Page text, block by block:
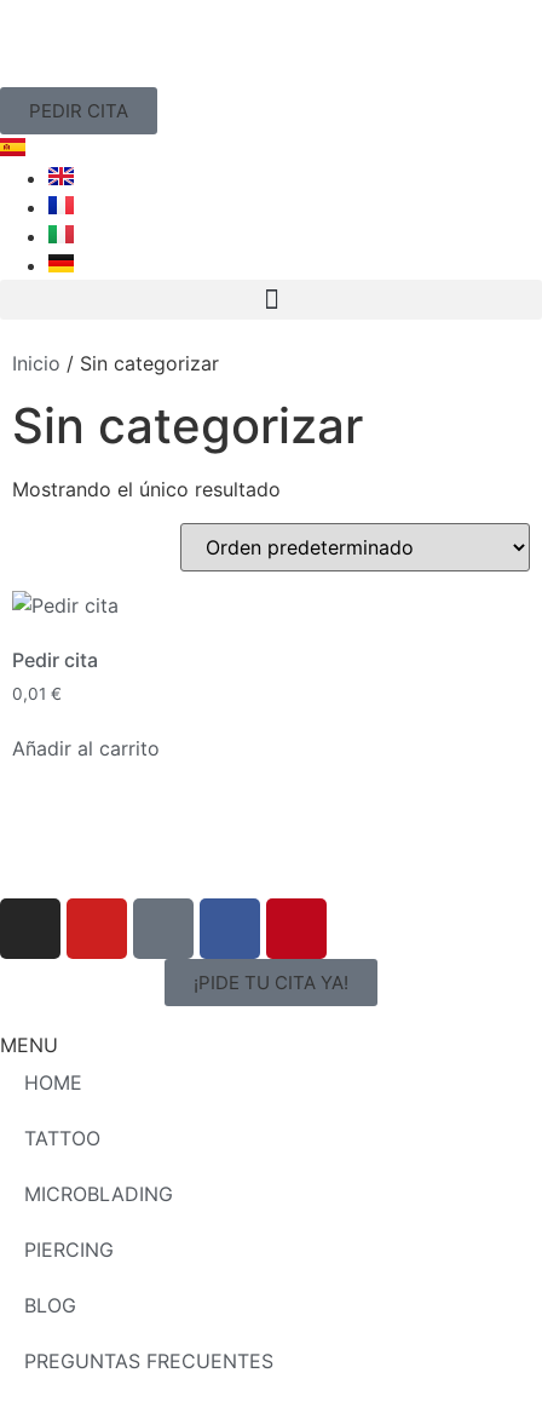
PEDIR CITA
Inicio / Sin categorizar
Sin categorizar
Mostrando el único resultado
Pedir cita
0,01 €
Añadir al carrito
¡PIDE TU CITA YA!
MENU
HOME
TATTOO
MICROBLADING
PIERCING
BLOG
PREGUNTAS FRECUENTES